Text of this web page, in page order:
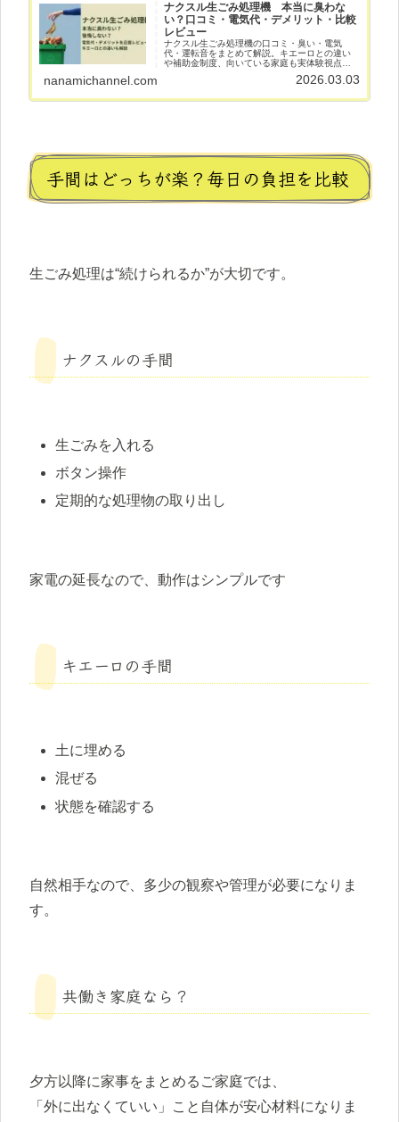
ナクスル生ごみ処理機 本当に臭わな
い？口コミ・電気代・デメリット・比較
レビュー
ナクスル生ごみ処理機の口コミ・臭い・電気
代・運転音をまとめて解説。キエーロとの違い
や補助金制度、向いている家庭も実体験視点で
紹介します。購入前に知っておきたいポイント
nanamichannel.com 2026.03.03
手間はどっちが楽？毎日の負担を比較
生ごみ処理は“続けられるか”が大切です。
ナクスルの手間
生ごみを入れる
ボタン操作
定期的な処理物の取り出し
家電の延長なので、動作はシンプルです
キエーロの手間
土に埋める
混ぜる
状態を確認する
自然相手なので、多少の観察や管理が必要になりま
す。
共働き家庭なら？
夕方以降に家事をまとめるご家庭では、
「外に出なくていい」こと自体が安心材料になりま